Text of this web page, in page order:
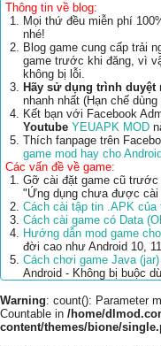
Thông tin về blog:
Mọi thứ đều miễn phí
nhé!
Blog game cung cấp trải
game trước khi đăng, vì
không bị lỗi.
Hãy sử dụng trình duyệt
nhanh nhất (Hạn chế
Kết bạn với Facebook
Youtube YEUAPK MOD
Thích fanpage trên
game mod hay cho Android
Các vấn đề về game:
Gỡ cài đặt game cũ trước
"Ứng dụng chưa được cài
Cách cài tập tin .APK của
Cách cài game có Data
Hướng dẫn mod game
đời cao như Android 10,
Cách chơi game Java
Android - Không bị buộc
Warning: count(): Parameter
Countable in /home/
content/themes/bione/